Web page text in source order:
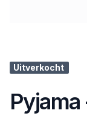
Uitverkocht
Pyjama